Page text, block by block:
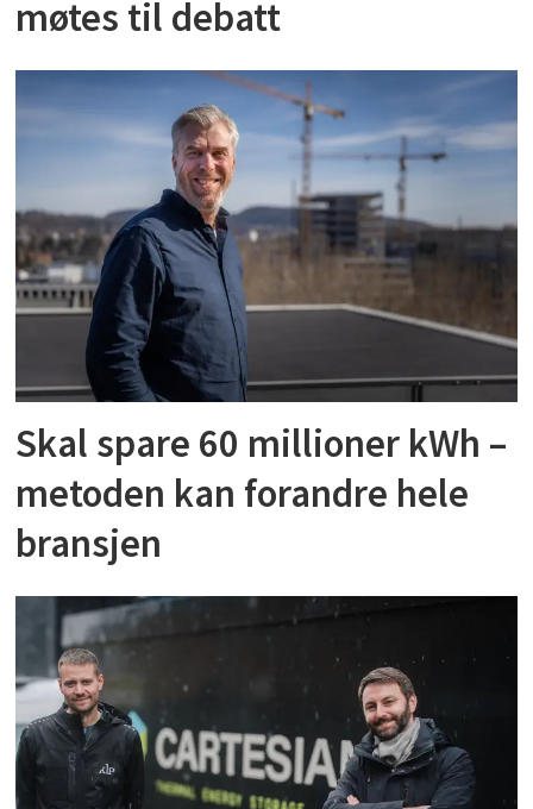
møtes til debatt
Skal spare 60 millioner kWh –
metoden kan forandre hele
bransjen